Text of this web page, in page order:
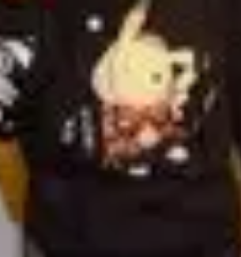
Zabawy na świeżym powietrzuOrganizacja imprez